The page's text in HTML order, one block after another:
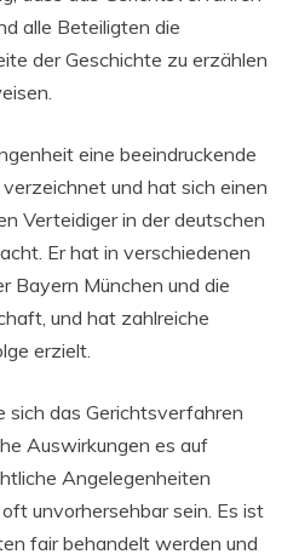
alle Beteiligten die
der Geschichte zu erzählen
eine beeindruckende
und hat sich einen
Verteidiger in der deutschen
Er hat in verschiedenen
Bayern München und die
und hat zahlreiche
erzielt.
sich das Gerichtsverfahren
Auswirkungen es auf
Angelegenheiten
unvorhersehbar sein. Es ist
fair behandelt werden und